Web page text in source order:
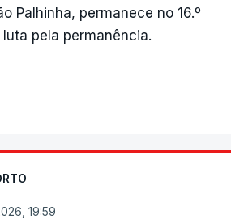
Palhinha, permanece no 16.º
pela permanência.
19:59